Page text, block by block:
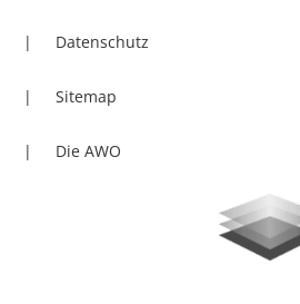
Datenschutz
Sitemap
Die AWO